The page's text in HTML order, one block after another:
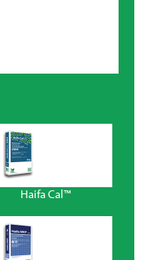
Haifa Cal™